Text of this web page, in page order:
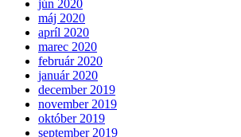
jún 2020
máj 2020
apríl 2020
marec 2020
február 2020
január 2020
december 2019
november 2019
október 2019
september 2019